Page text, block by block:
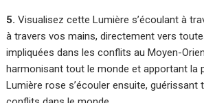
5. Visualisez cette Lumière s’écoulant à
à travers vos mains, directement vers
impliquées dans les conflits au Moyen-
harmonisant tout le monde et apportant la
Lumière rose s’écouler ensuite, guérissant